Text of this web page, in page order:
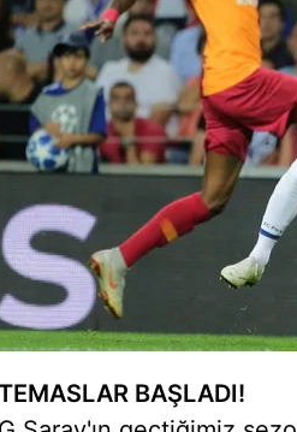
BAŞLADI!